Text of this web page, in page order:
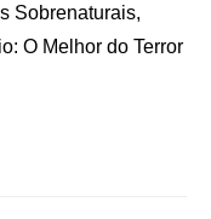
Sobrenaturais,
O Melhor do Terror